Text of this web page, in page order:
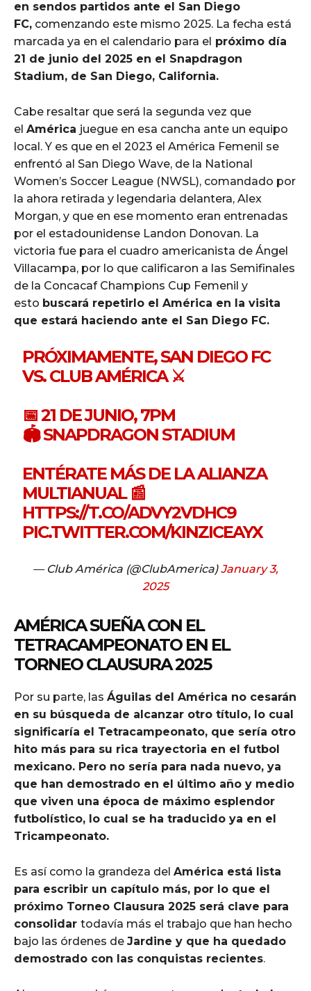
en sendos partidos ante el San Diego
FC, comenzando este mismo 2025. La fecha está
marcada ya en el calendario para el próximo día
21 de junio del 2025 en el Snapdragon
Stadium, de San Diego, California.
Cabe resaltar que será la segunda vez que
el América juegue en esa cancha ante un equipo
local. Y es que en el 2023 el América Femenil se
enfrentó al San Diego Wave, de la National
Women’s Soccer League (NWSL), comandado por
la ahora retirada y legendaria delantera, Alex
Morgan, y que en ese momento eran entrenadas
por el estadounidense Landon Donovan. La
victoria fue para el cuadro americanista de Ángel
Villacampa, por lo que calificaron a las Semifinales
de la Concacaf Champions Cup Femenil y
esto buscará repetirlo el América en la visita
que estará haciendo ante el San Diego FC.
PRÓXIMAMENTE, SAN DIEGO FC
VS. CLUB AMÉRICA ⚔️
📅 21 DE JUNIO, 7PM
🏟️ SNAPDRAGON STADIUM
ENTÉRATE MÁS DE LA ALIANZA
MULTIANUAL 📰
HTTPS://T.CO/ADVY2VDHC9
PIC.TWITTER.COM/KINZICEAYX
— Club América (@ClubAmerica)January 3,
2025
AMÉRICA SUEÑA CON EL
TETRACAMPEONATO EN EL
TORNEO CLAUSURA 2025
Por su parte, las Águilas del América no cesarán
en su búsqueda de alcanzar otro título, lo cual
significaría el Tetracampeonato, que sería otro
hito más para su rica trayectoria en el futbol
mexicano. Pero no sería para nada nuevo, ya
que han demostrado en el último año y medio
que viven una época de máximo esplendor
futbolístico, lo cual se ha traducido ya en el
Tricampeonato.
Es así como la grandeza del América está lista
para escribir un capítulo más, por lo que el
próximo Torneo Clausura 2025 será clave para
consolidar todavía más el trabajo que han hecho
bajo las órdenes de Jardine y que ha quedado
demostrado con las conquistas recientes.